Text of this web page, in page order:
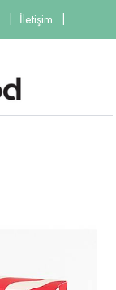
İletişim